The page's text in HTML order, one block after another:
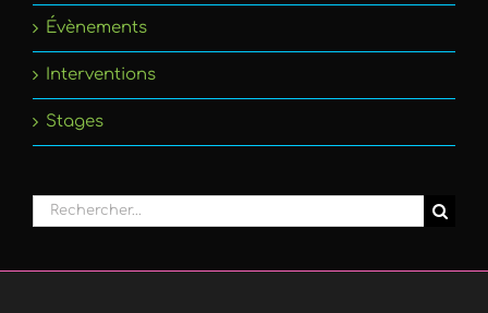
Évènements
Interventions
Stages
Rechercher: